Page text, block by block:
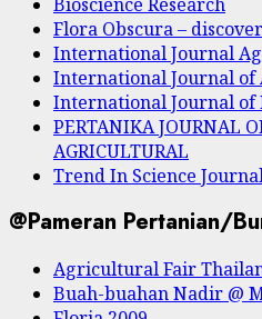
Flora Obscura –
International Journal
International Journal
International Journal
PERTANIKA JOURNAL
AGRICULTURAL
Trend In Science
@Pameran Pertanian/
Agricultural Fair
Buah-buahan Nadir @